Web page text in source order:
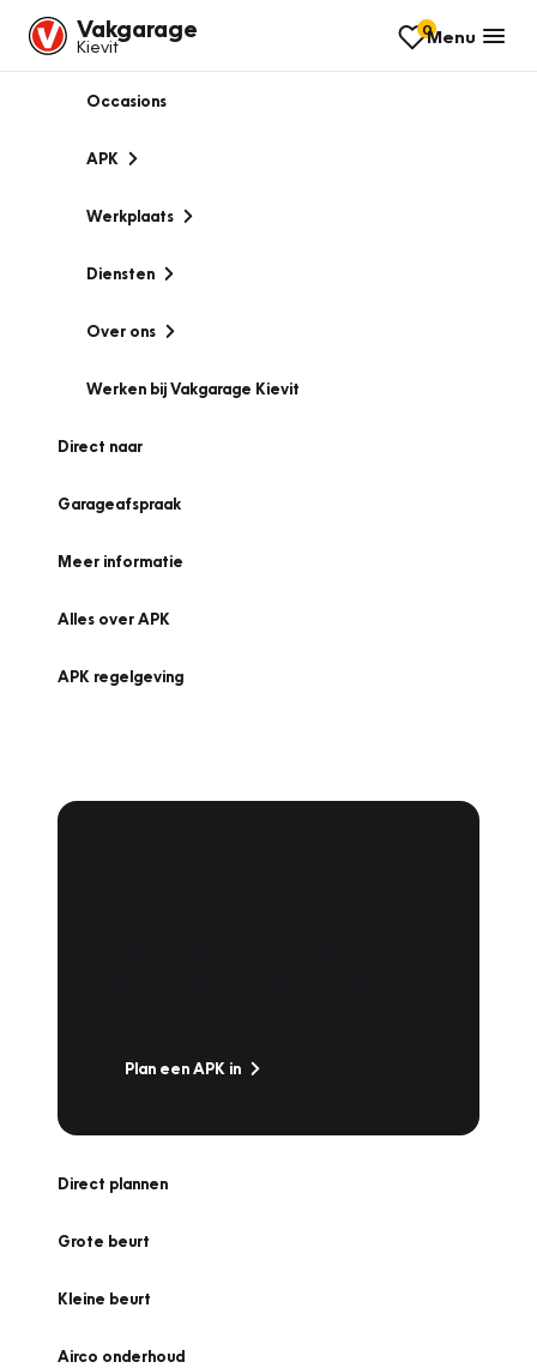
Vakgarage
Kievit
0Menu
Occasions
APK
Werkplaats
Diensten
Over ons
Werken bij Vakgarage Kievit
Direct naar
Garageafspraak
Meer informatie
Alles over APK
APK regelgeving
Plan een APK in
Direct plannen
Grote beurt
Kleine beurt
Airco onderhoud